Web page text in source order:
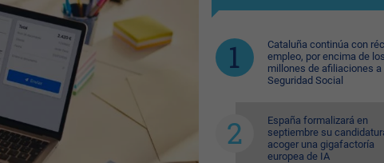
Cataluña continúa con
empleo, por encima de
millones de afiliaciones a
Seguridad Social
España formalizará en
septiembre su
acoger una gigafactoría
europea de IA